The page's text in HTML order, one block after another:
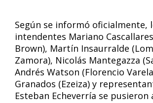
Según se informó oficialmente,
intendentes Mariano
Brown), Martín Insaurralde
Zamora), Nicolás Mantegazza
Andrés Watson (Florencio
Granados (Ezeiza) y
Esteban Echeverría se pusieron